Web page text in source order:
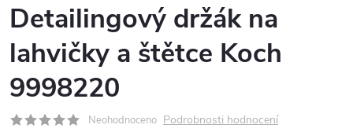
Detailingový držák na
lahvičky a štětce Koch
9998220
Neohodnoceno Podrobnosti hodnocení